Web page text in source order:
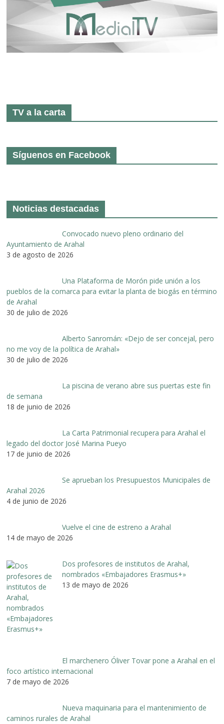
TV a la carta
Síguenos en Facebook
Noticias destacadas
Convocado nuevo pleno ordinario del
Ayuntamiento de Arahal
3 de agosto de 2026
Una Plataforma de Morón pide unión a los
pueblos de la comarca para evitar la planta de biogás en término
de Arahal
30 de julio de 2026
Alberto Sanromán: «Dejo de ser concejal, pero
no me voy de la política de Arahal»
30 de julio de 2026
La piscina de verano abre sus puertas este fin
de semana
18 de junio de 2026
La Carta Patrimonial recupera para Arahal el
legado del doctor José Marina Pueyo
17 de junio de 2026
Se aprueban los Presupuestos Municipales de
Arahal 2026
4 de junio de 2026
Vuelve el cine de estreno a Arahal
14 de mayo de 2026
Dos profesores de institutos de Arahal,
nombrados «Embajadores Erasmus+»
13 de mayo de 2026
El marchenero Óliver Tovar pone a Arahal en el
foco artístico internacional
7 de mayo de 2026
Nueva maquinaria para el mantenimiento de
caminos rurales de Arahal